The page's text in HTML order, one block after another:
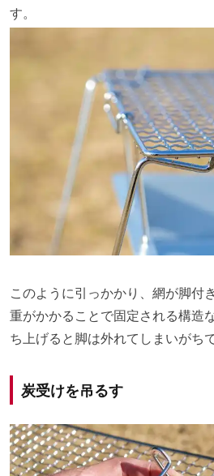
す。
このように引っかかり、網が脚付
重がかかることで固定される構造
ち上げると脚は外れてしまいがちで
炭受けを吊るす